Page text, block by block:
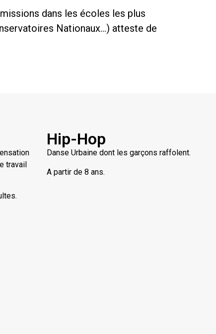
dans les écoles les plus
Nationaux…) atteste de
travail
Hip-Hop
Danse Urbaine dont les garçons raffolent.
A partir de 8 ans.